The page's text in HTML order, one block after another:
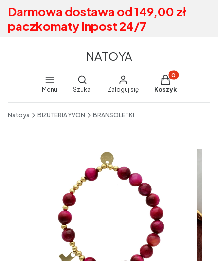
Darmowa dostawa od 149,00 zł
paczkomaty Inpost 24/7
NATOYA
Menu
Otwórz wyszukiwarkę
Szukaj Zaloguj się
Produkty w
Koszyk
Natoya BIŻUTERIA YVON BRANSOLETKI